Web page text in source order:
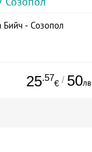
Бийч - Созопол
25.57
€ / 50лв.